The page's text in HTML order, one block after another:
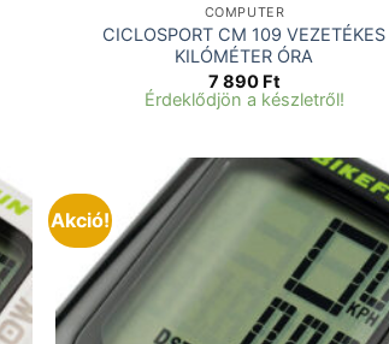
COMPUTER
CICLOSPORT CM 109 VEZETÉKES
KILÓMÉTER ÓRA
7 890 Ft
Érdeklődjön a készletről!
Akció!